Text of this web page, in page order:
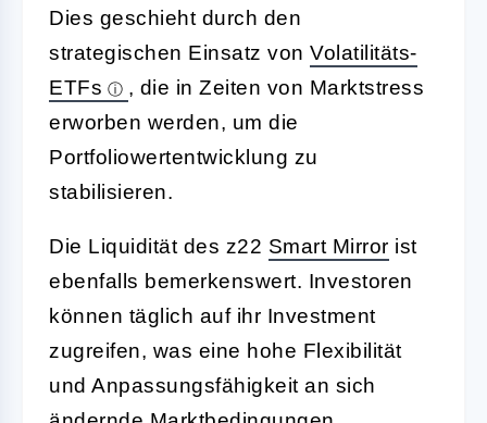
Dies geschieht durch den
strategischen Einsatz von Volatilitäts-
ETFs
, die in Zeiten von Marktstress
erworben werden, um die
Portfoliowertentwicklung zu
stabilisieren.
Die Liquidität des z22 Smart Mirror ist
ebenfalls bemerkenswert. Investoren
können täglich auf ihr Investment
zugreifen, was eine hohe Flexibilität
und Anpassungsfähigkeit an sich